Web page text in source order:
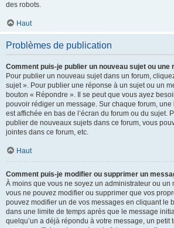
des robots.
Haut
Problèmes de publication
Comment puis-je publier un nouveau sujet ou une
Pour publier un nouveau sujet dans un forum,
sujet ». Pour publier une réponse à un sujet ou un
bouton « Répondre ». Il se peut que vous ayez
pouvoir rédiger un message. Sur chaque forum,
est affichée en bas de l’écran du forum ou du sujet.
publier de nouveaux sujets dans ce forum, vous
jointes dans ce forum, etc.
Haut
Comment puis-je modifier ou supprimer un
À moins que vous ne soyez un administrateur ou un
vous ne pouvez modifier ou supprimer que vos
pouvez modifier un de vos messages en cliquant le
dans une limite de temps après que le message
quelqu’un a déjà répondu à votre message, un petit